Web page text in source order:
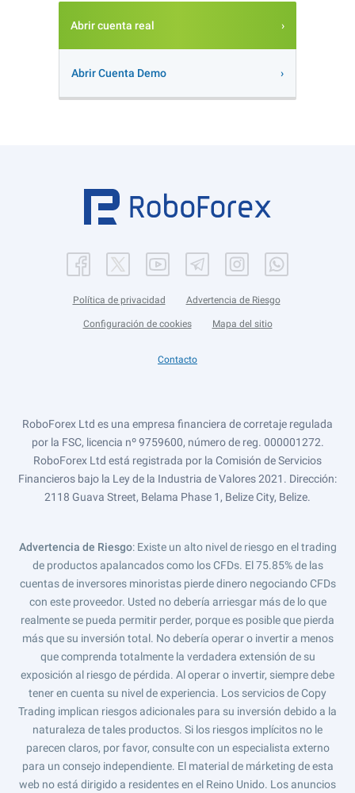
Abrir cuenta real
Abrir Cuenta Demo
Política de privacidad Advertencia de Riesgo
Configuración de cookies Mapa del sitio
Contacto
RoboForex Ltd es una empresa financiera de corretaje regulada
por la FSC, licencia nº 9759600, número de reg. 000001272.
RoboForex Ltd está registrada por la Comisión de Servicios
Financieros bajo la Ley de la Industria de Valores 2021. Dirección:
2118 Guava Street, Belama Phase 1, Belize City, Belize.
Advertencia de Riesgo: Existe un alto nivel de riesgo en el trading
de productos apalancados como los CFDs. El 75.85% de las
cuentas de inversores minoristas pierde dinero negociando CFDs
con este proveedor. Usted no debería arriesgar más de lo que
realmente se pueda permitir perder, porque es posible que pierda
más que su inversión total. No debería operar o invertir a menos
que comprenda totalmente la verdadera extensión de su
exposición al riesgo de pérdida. Al operar o invertir, siempre debe
tener en cuenta su nivel de experiencia. Los servicios de Copy
Trading implican riesgos adicionales para su inversión debido a la
naturaleza de tales productos. Si los riesgos implícitos no le
parecen claros, por favor, consulte con un especialista externo
para un consejo independiente. El material de márketing de esta
web no está dirigido a residentes en el Reino Unido. Los anuncios